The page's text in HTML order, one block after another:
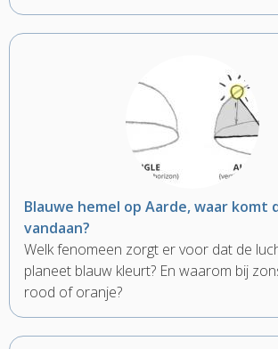
Blauwe hemel op Aarde, waar komt
vandaan?
Welk fenomeen zorgt er voor dat de
planeet blauw kleurt? En waarom bij
rood of oranje?